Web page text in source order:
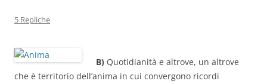
5 Repliche
B) Quotidianità e altrove, un altrove
che è territorio dell’anima in cui convergono ricordi